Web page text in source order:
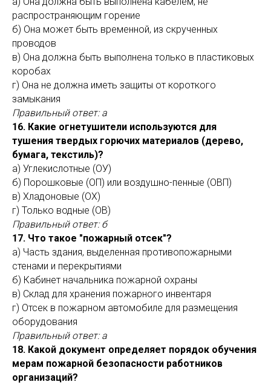
распространяющим горение
б) Она может быть временной, из скрученных
проводов
в) Она должна быть выполнена только в пластиковых
коробах
г) Она не должна иметь защиты от короткого
замыкания
Правильный ответ: а
16. Какие огнетушители используются для
тушения твердых горючих материалов (дерево,
бумага, текстиль)?
а) Углекислотные (ОУ)
б) Порошковые (ОП) или воздушно-пенные (ОВП)
в) Хладоновые (ОХ)
г) Только водные (ОВ)
Правильный ответ: б
17. Что такое "пожарный отсек"?
а) Часть здания, выделенная противопожарными
стенами и перекрытиями
б) Кабинет начальника пожарной охраны
в) Склад для хранения пожарного инвентаря
г) Отсек в пожарном автомобиле для размещения
оборудования
Правильный ответ: а
18. Какой документ определяет порядок обучения
мерам пожарной безопасности работников
организаций?